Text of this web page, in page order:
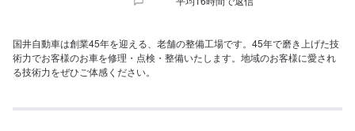
国井自動車は創業45年を迎える、老舗の整備工場です。45年で磨き上げた技
術力でお客様のお車を修理・点検・整備いたします。地域のお客様に愛され
る技術力をぜひご体感ください。